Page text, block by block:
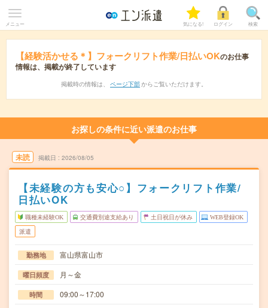
メニュー 気になる! ログイン 検索
【経験活かせる＊】フォークリフト作業/日払いOKのお仕事
情報は、掲載が終了しています
掲載時の情報は、 ページ下部 からご覧いただけます。
お探しの条件に近い派遣のお仕事
未読 掲載日 2026/08/05
【未経験の方も安心○】フォークリフト作業/
日払いOK
職種未経験OK 交通費別途支給あり 土日祝日が休み WEB登録OK
派遣
勤務地 富山県富山市
曜日頻度 月～金
時間 09:00～17:00